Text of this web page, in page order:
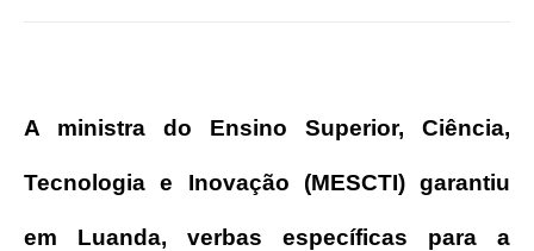
A ministra do Ensino Superior, Ciência,
Tecnologia e Inovação (MESCTI) garantiu
em Luanda, verbas específicas para a